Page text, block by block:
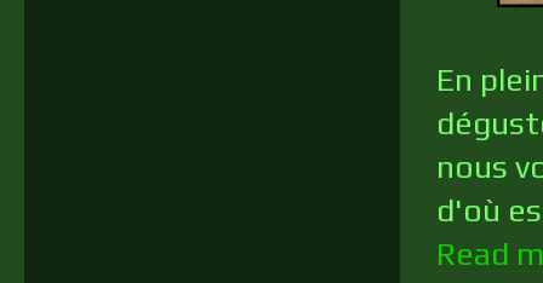
En
nous
d'où
Read